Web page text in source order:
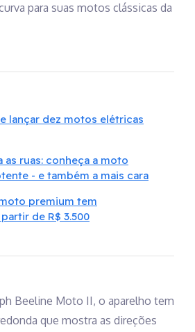
para suas motos clássicas da
lançar dez motos elétricas
as ruas: conheça a moto
- e também a mais cara
premium tem
de R$ 3.500
Beeline Moto II, o aparelho tem
que mostra as direções